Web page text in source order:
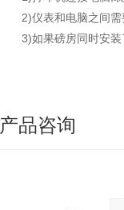
2)仪表和电脑之间需
3)如果磅房同时安装
产品咨询